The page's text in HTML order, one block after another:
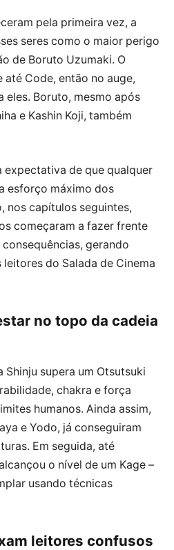
pela primeira vez, a
seres como o maior perigo
de Boruto Uzumaki. O
Code, então no auge,
Boruto, mesmo após
e Kashin Koji, também
expectativa de que qualquer
esforço máximo dos
nos capítulos seguintes,
começaram a fazer frente
gerando
do Salada de Cinema
no topo da cadeia
Shinju supera um Otsutsuki
chakra e força
humanos. Ainda assim,
e Yodo, já conseguiram
Em seguida, até
o nível de um Kage –
usando técnicas
leitores confusos